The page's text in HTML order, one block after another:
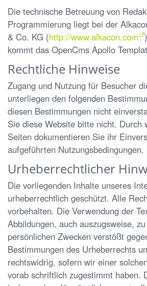
Die technische Betreuung von
Programmierung liegt bei der
& Co. KG (http://www.alkacon.com
kommt das OpenCms Apollo
Rechtliche Hinweise
Zugang und Nutzung für Besucher
unterliegen den folgenden
diesen Bestimmungen nicht
Sie diese Website bitte nicht. Durch
Seiten dokumentieren Sie ihr
aufgeführten Nutzungsbedingungen.
Urheberrechtlicher
Die vorliegenden Inhalte unseres
urheberrechtlich geschützt. Alle
vorbehalten. Die Verwendung der
Abbildungen, auch auszugsweise,
persönlichen Zwecken verstößt
Bestimmungen des Urheberrechts
rechtswidrig, sofern wir einer
vorab schriftlich zugestimmt haben.